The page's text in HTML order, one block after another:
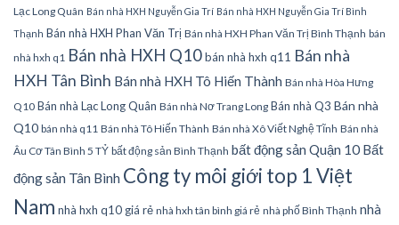
Lạc Long Quân Bán nhà HXH Nguyễn Gia Trí Bán nhà HXH Nguyễn Gia Trí Bình
Thạnh Bán nhà HXH Phan Văn Trị Bán nhà HXH Phan Văn Trị Bình Thạnh bán
nhà hxh q1 Bán nhà HXH Q10bán nhà hxh q11 Bán nhà
HXH Tân Bình Bán nhà HXH Tô Hiến Thành Bán nhà Hòa Hưng
Q10 Bán nhà Lạc Long Quân Bán nhà Nơ Trang Long Bán nhà Q3 Bán nhà
Q10 bán nhà q11 Bán nhà Tô Hiến Thành Bán nhà Xô Viết Nghệ Tĩnh Bán nhà
Âu Cơ Tân Bình 5 TỶ bất động sản Bình Thạnh bất động sản Quận 10 Bất
động sản Tân Bình Công ty môi giới top 1 Việt
Nam nhà hxh q10 giá rẻ nhà hxh tân bình giá rẻ nhà phố Bình Thạnh nhà